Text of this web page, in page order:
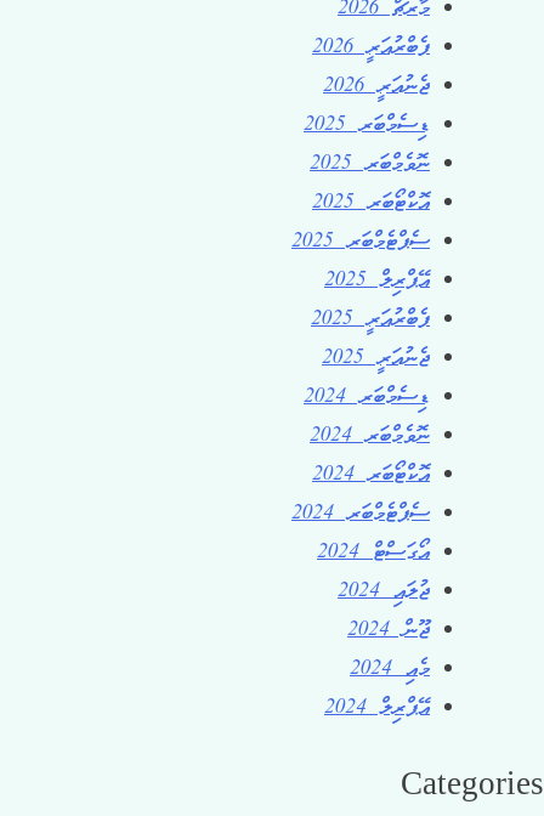
މާރޗް 2026
ފެބްރުއަރީ 2026
ޖެނުއަރީ 2026
ޑިސެމްބަރ 2025
ނޮވެމްބަރ 2025
އޮކްޓޯބަރ 2025
ސެޕްޓެމްބަރ 2025
އޭޕްރިލް 2025
ފެބްރުއަރީ 2025
ޖެނުއަރީ 2025
ޑިސެމްބަރ 2024
ނޮވެމްބަރ 2024
އޮކްޓޯބަރ 2024
ސެޕްޓެމްބަރ 2024
އޯގަސްޓް 2024
ޖުލައި 2024
ޖޫން 2024
މެއި 2024
އޭޕްރިލް 2024
Categories